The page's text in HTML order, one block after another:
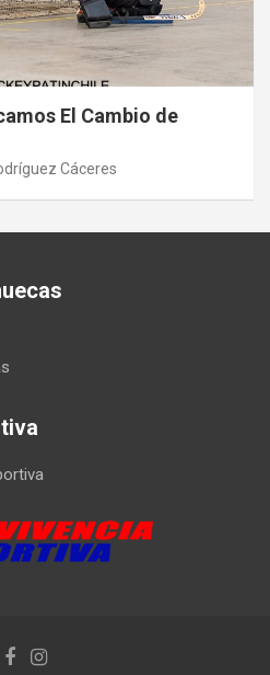
El Cambio de
Cáceres